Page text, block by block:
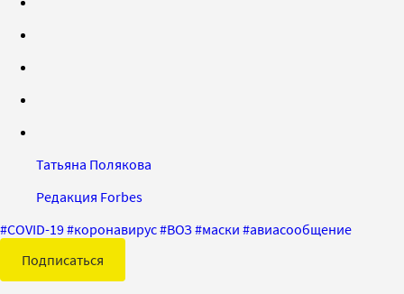
Татьяна Полякова
Редакция Forbes
#COVID-19#коронавирус#ВОЗ#маски #авиасообщение
Подписаться